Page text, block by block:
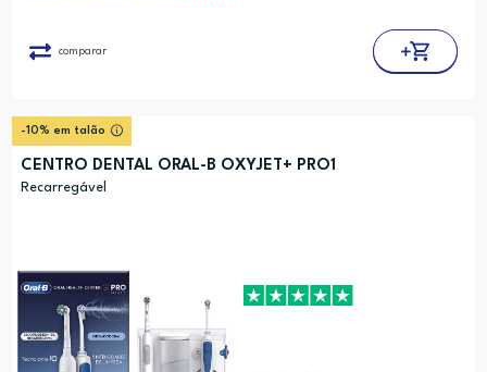
comparar
-10% em talão
CENTRO DENTAL ORAL-B OXYJET+ PRO1
Recarregável